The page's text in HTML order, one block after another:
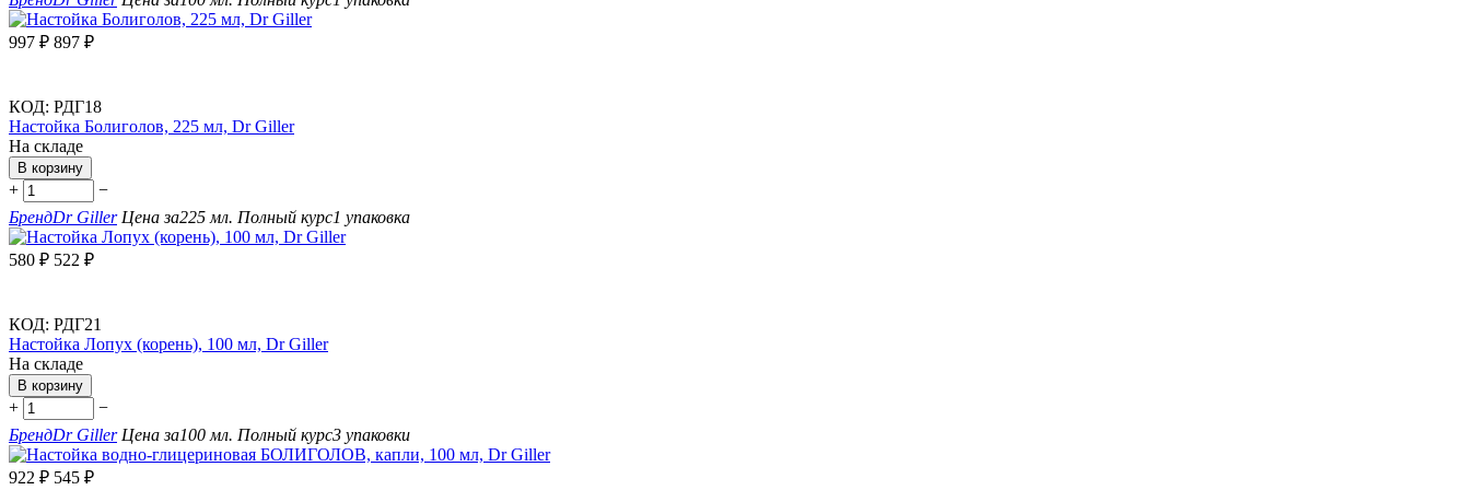
997 ₽ 897 ₽
КОД: РДГ18
Настойка Болиголов, 225 мл, Dr Giller
На складе
В корзину
+
−
БрендDr Giller Цена за225 мл. Полный курс1 упаковка
580 ₽ 522 ₽
КОД: РДГ21
Настойка Лопух (корень), 100 мл, Dr Giller
На складе
В корзину
+
−
БрендDr Giller Цена за100 мл. Полный курс3 упаковки
922 ₽ 545 ₽